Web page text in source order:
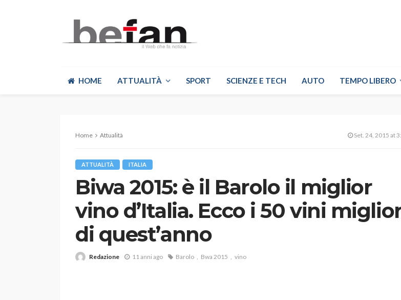
HOME ATTUALITÀ SPORT SCIENZE E TECH AUTO TEMPO LIBERO
Home Attualità Set. 24, 2015 at
ATTUALITÀ ITALIA
Biwa 2015: è il Barolo il miglior
vino d’Italia. Ecco i 50 vini
di quest’anno
Redazione 11 anni ago Barolo Bwa 2015 vino